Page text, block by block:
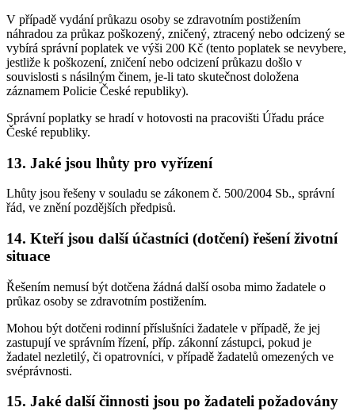
V případě vydání průkazu osoby se zdravotním postižením
náhradou za průkaz poškozený, zničený, ztracený nebo odcizený se
vybírá správní poplatek ve výši 200 Kč (tento poplatek se nevybere,
jestliže k poškození, zničení nebo odcizení průkazu došlo v
souvislosti s násilným činem, je-li tato skutečnost doložena
záznamem Policie České republiky).
Správní poplatky se hradí v hotovosti na pracovišti Úřadu práce
České republiky.
13. Jaké jsou lhůty pro vyřízení
Lhůty jsou řešeny v souladu se zákonem č. 500/2004 Sb., správní
řád, ve znění pozdějších předpisů.
14. Kteří jsou další účastníci (dotčení) řešení životní
situace
Řešením nemusí být dotčena žádná další osoba mimo žadatele o
průkaz osoby se zdravotním postižením.
Mohou být dotčeni rodinní příslušníci žadatele v případě, že jej
zastupují ve správním řízení, příp. zákonní zástupci, pokud je
žadatel nezletilý, či opatrovníci, v případě žadatelů omezených ve
svéprávnosti.
15. Jaké další činnosti jsou po žadateli požadovány